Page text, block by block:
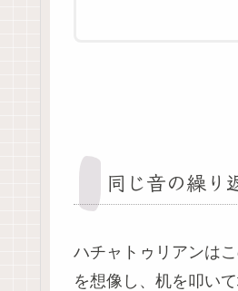
同じ音の繰
ハチャトゥリアンは
を想像し、机を叩い